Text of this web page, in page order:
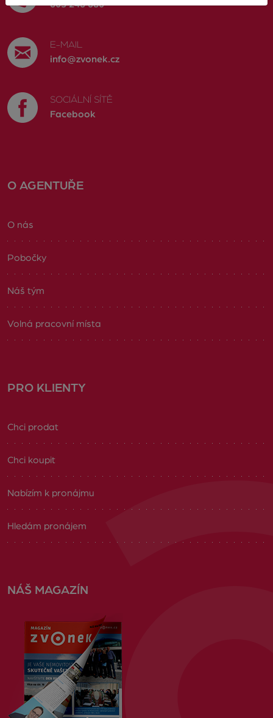
603 246 680
E-MAIL
info@zvonek.cz
SOCIÁLNÍ SÍTĚ
Facebook
O AGENTUŘE
O nás
Pobočky
Náš tým
Volná pracovní místa
PRO KLIENTY
Chci prodat
Chci koupit
Nabízím k pronájmu
Hledám pronájem
NÁŠ MAGAZÍN